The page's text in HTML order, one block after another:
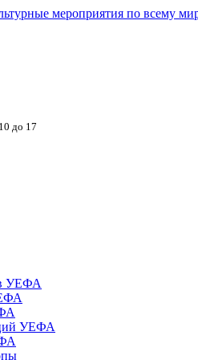
мероприятия по всему
до 17
УЕФА
УЕФА